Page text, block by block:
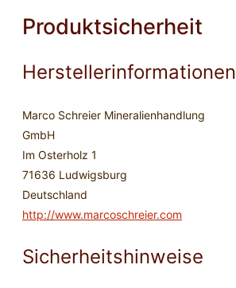
Produktsicherheit
Herstellerinformationen
Marco Schreier Mineralienhandlung
GmbH
Im Osterholz 1
71636 Ludwigsburg
Deutschland
http://www.marcoschreier.com
Sicherheitshinweise